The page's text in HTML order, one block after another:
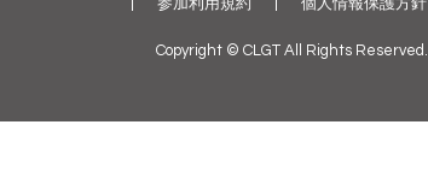
Copyright © CLGT All Rights Reserved.